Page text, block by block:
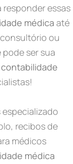
responder essas
médica até
ou
ser sua
contabilidade
recibos de
médicos
médica